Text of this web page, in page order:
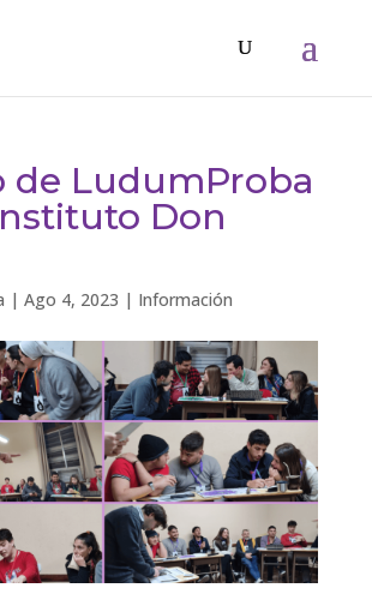
de LudumProba
Don
| Ago 4, 2023 | Información